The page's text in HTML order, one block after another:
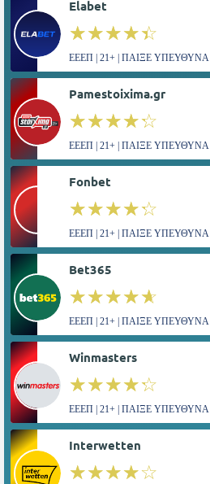
Elabet
☆☆☆☆☆
★★★★★
ΕΕΕΠ | 21+ | ΠΑΙΞΕ ΥΠΕΥΘΥΝΑ
Pamestoixima.gr
☆☆☆☆☆
★★★★★
ΕΕΕΠ | 21+ | ΠΑΙΞΕ ΥΠΕΥΘΥΝΑ
Fonbet
☆☆☆☆☆
★★★★★
ΕΕΕΠ | 21+ | ΠΑΙΞΕ ΥΠΕΥΘΥΝΑ
Bet365
☆☆☆☆☆
★★★★★
ΕΕΕΠ | 21+ | ΠΑΙΞΕ ΥΠΕΥΘΥΝΑ
Winmasters
☆☆☆☆☆
★★★★★
ΕΕΕΠ | 21+ | ΠΑΙΞΕ ΥΠΕΥΘΥΝΑ
Interwetten
☆☆☆☆☆
★★★★★